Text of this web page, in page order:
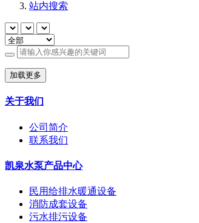
站内搜索
加载更多
关于我们
公司简介
联系我们
凯泉水泵产品中心
民用给排水暖通设备
消防成套设备
污水排污设备